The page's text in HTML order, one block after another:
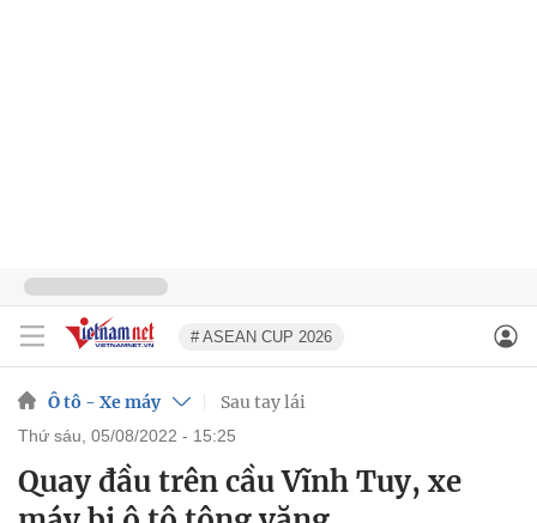
# ASEAN CUP 2026
Ô tô - Xe máy Sau tay lái
thứ sáu, 05/08/2022 - 15:25
Quay đầu trên cầu Vĩnh Tuy, xe